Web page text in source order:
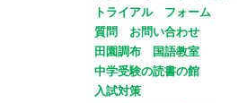
トライアル フォーム
質問 お問い合わせ
田園調布 国語教室
中学受験の読書の館
入試対策